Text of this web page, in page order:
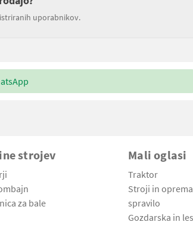
uporabnikov.
strojev
za bale
Mali oglasi
Traktor
Stroji in
spravilo
Gozdarska in